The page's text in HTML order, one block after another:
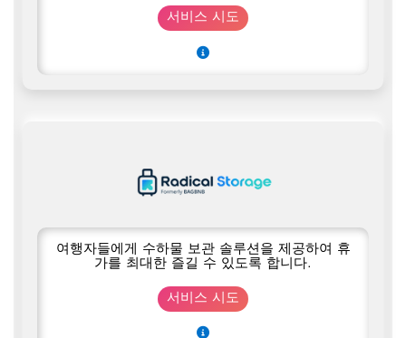
서비스 시도
여행자들에게 수하물 보관 솔루션을 제공하여 휴
가를 최대한 즐길 수 있도록 합니다.
서비스 시도